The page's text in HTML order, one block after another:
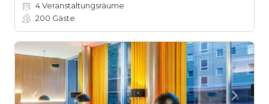
4Veranstaltungsräume
200 Gäste